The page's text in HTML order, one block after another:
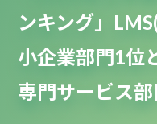
ンキング」
小企業部門1位
専門サービス